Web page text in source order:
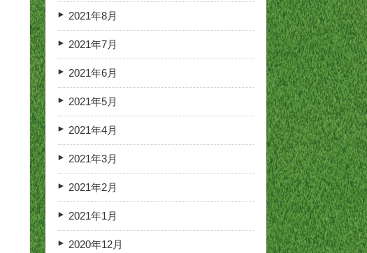
2021年8月
2021年7月
2021年6月
2021年5月
2021年4月
2021年3月
2021年2月
2021年1月
2020年12月